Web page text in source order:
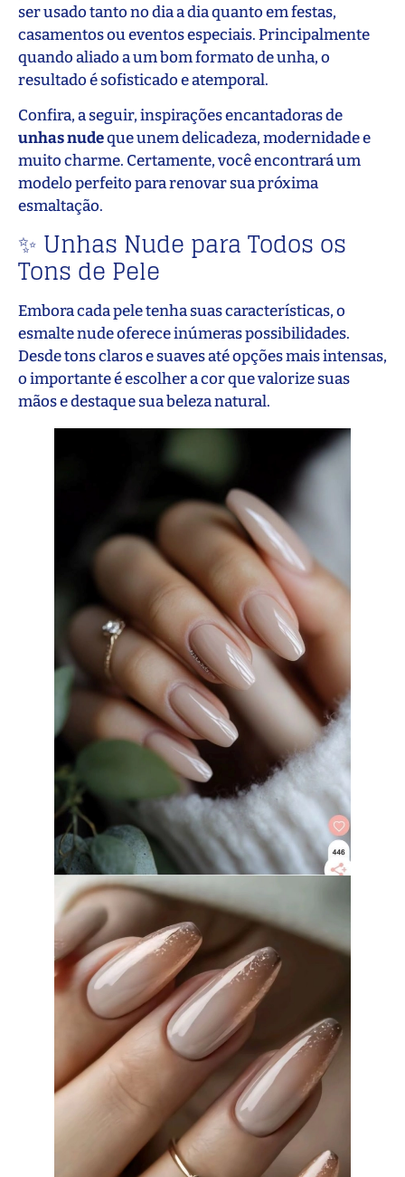
ser usado tanto no dia a dia quanto em festas,
casamentos ou eventos especiais. Principalmente
quando aliado a um bom formato de unha, o
resultado é sofisticado e atemporal.
Confira, a seguir, inspirações encantadoras de
unhas nudeque unem delicadeza, modernidade e
muito charme. Certamente, você encontrará um
modelo perfeito para renovar sua próxima
esmaltação.
✨ Unhas Nude para Todos os
Tons de Pele
Embora cada pele tenha suas características, o
esmalte nude oferece inúmeras possibilidades.
Desde tons claros e suaves até opções mais intensas,
o importante é escolher a cor que valorize suas
mãos e destaque sua beleza natural.